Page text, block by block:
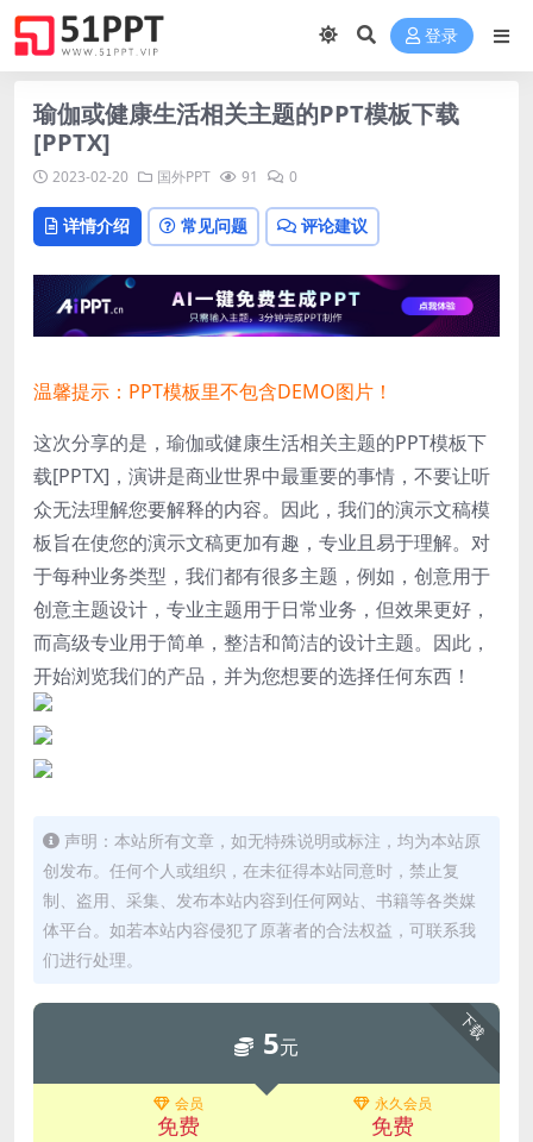
登录
瑜伽或健康生活相关主题的PPT模板下载
[PPTX]
2023-02-20 国外PPT 91 0
详情介绍 常见问题 评论建议
温馨提示：PPT模板里不包含DEMO图片！
这次分享的是，瑜伽或健康生活相关主题的PPT模板下
载[PPTX]，演讲是商业世界中最重要的事情，不要让听
众无法理解您要解释的内容。因此，我们的演示文稿模
板旨在使您的演示文稿更加有趣，专业且易于理解。对
于每种业务类型，我们都有很多主题，例如，创意用于
创意主题设计，专业主题用于日常业务，但效果更好，
而高级专业用于简单，整洁和简洁的设计主题。因此，
开始浏览我们的产品，并为您想要的选择任何东西！
声明：本站所有文章，如无特殊说明或标注，均为本站原
创发布。任何个人或组织，在未征得本站同意时，禁止复
制、盗用、采集、发布本站内容到任何网站、书籍等各类媒
体平台。如若本站内容侵犯了原著者的合法权益，可联系我
们进行处理。
下载
5元
会员
免费
永久会员
免费